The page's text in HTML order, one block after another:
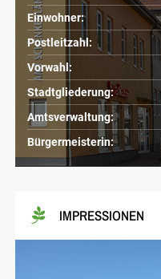
Einwohner:
Postleitzahl:
Vorwahl:
Stadtgliederung:
Amtsverwaltung:
Bürgermeisterin:
IMPRESSIONEN